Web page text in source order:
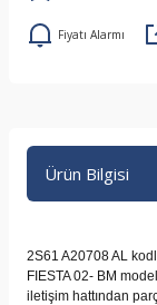
Fiyatı Alarmı
Ürün Bilgisi
2S61 A20708 AL
FIESTA 02- BM
iletişim hattından